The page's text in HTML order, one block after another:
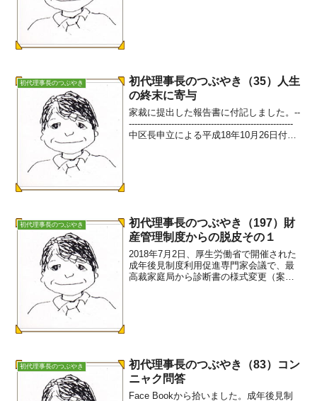
初代理事長のつぶやき
初代理事長のつぶやき（35）人生
の終末に寄与
家裁に提出した報告書に付記しました。--
----------------------------------------------------------
中区長申立による平成18年10月26日付審
初代理事長のつぶやき
初代理事長のつぶやき（197）財
産管理制度からの脱皮その１
2018年7月2日、厚生労働省で開催された
成年後見制度利用促進専門家会議で、最
高裁家庭局から診断書の様式変更（案）
初代理事長のつぶやき
初代理事長のつぶやき（83）コン
ニャク問答
Face Bookから拾いました。成年後見制